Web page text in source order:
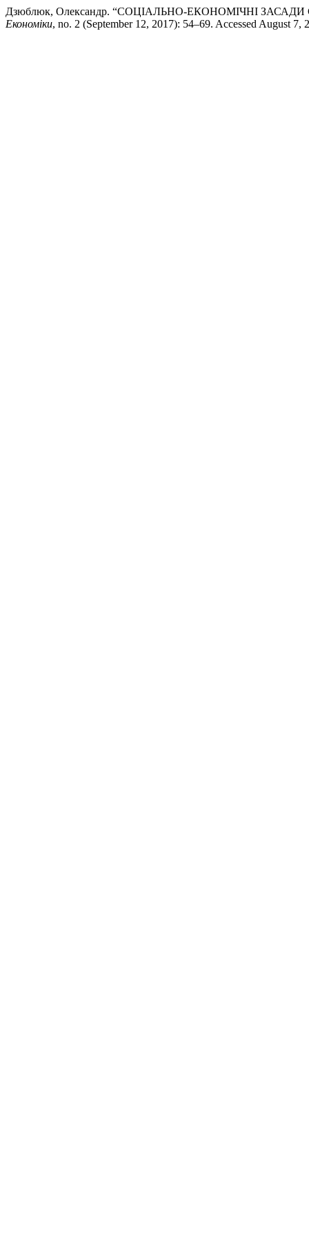
Дзюблюк, Олександр. “СОЦІАЛЬНО-ЕКОНОМІЧНІ
Економіки, no. 2 (September 12, 2017): 54–69. Accessed August 7,